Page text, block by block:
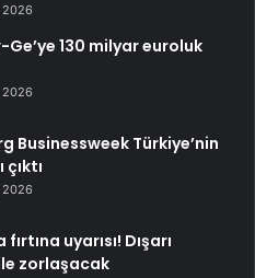
2026
Ge’ye 130 milyar euroluk
2026
Businessweek Türkiye’nin
çıktı
2026
uyarısı! Dışarı
zorlaşacak